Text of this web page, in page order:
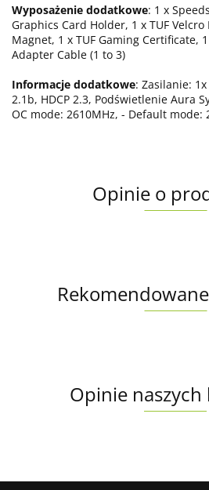
Wyposażenie dodatkowe: 1 x
Graphics Card Holder, 1 x TUF Velcro
Magnet, 1 x TUF Gaming Certificate,
Adapter Cable (1 to 3)
Informacje dodatkowe: Zasilanie:
2.1b, HDCP 2.3, Podświetlenie Aura
OC mode: 2610MHz, - Default mode:
Opinie o
Opinie